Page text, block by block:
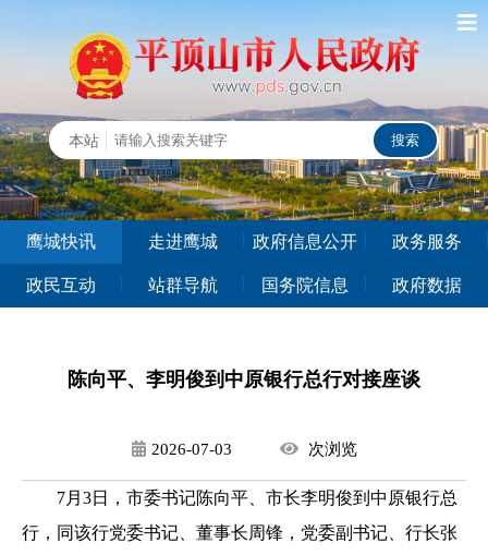
鹰城快讯 走进鹰城 政府信息公开 政务服务
政民互动 站群导航 国务院信息 政府数据
陈向平、李明俊到中原银行总行对接座谈
2026-07-03 次浏览
7月3日，市委书记陈向平、市长李明俊到中原银行总
行，同该行党委书记、董事长周锋，党委副书记、行长张